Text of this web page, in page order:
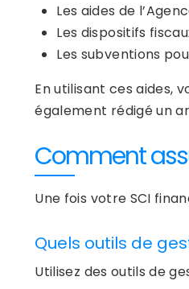
Les aides de
Les dispositifs
Les subventions
En utilisant ces aides,
également rédigé un
Comment
Une fois votre SCI
Quels outils de
Utilisez des outils de